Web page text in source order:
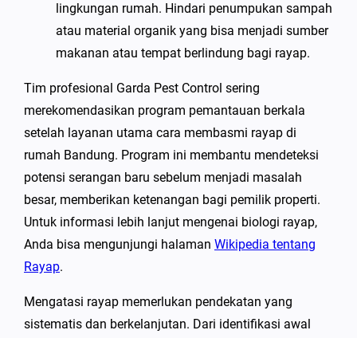
lingkungan rumah. Hindari penumpukan sampah
atau material organik yang bisa menjadi sumber
makanan atau tempat berlindung bagi rayap.
Tim profesional Garda Pest Control sering
merekomendasikan program pemantauan berkala
setelah layanan utama cara membasmi rayap di
rumah Bandung. Program ini membantu mendeteksi
potensi serangan baru sebelum menjadi masalah
besar, memberikan ketenangan bagi pemilik properti.
Untuk informasi lebih lanjut mengenai biologi rayap,
Anda bisa mengunjungi halaman Wikipedia tentang
Rayap.
Mengatasi rayap memerlukan pendekatan yang
sistematis dan berkelanjutan. Dari identifikasi awal